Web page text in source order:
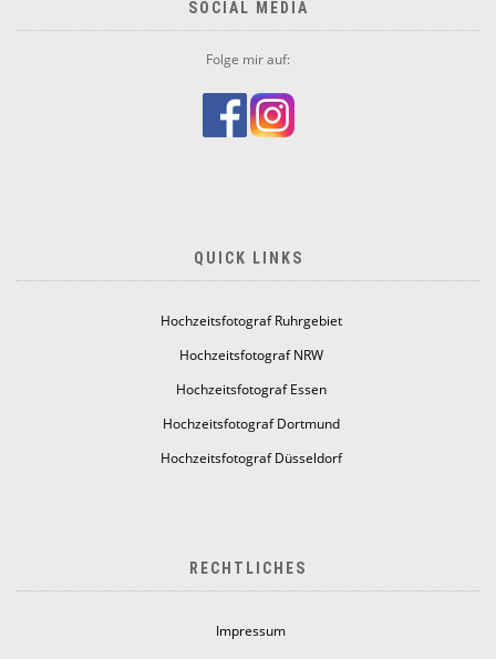
SOCIAL MEDIA
Folge mir auf:
QUICK LINKS
Hochzeitsfotograf Ruhrgebiet
Hochzeitsfotograf NRW
Hochzeitsfotograf Essen
Hochzeitsfotograf Dortmund
Hochzeitsfotograf Düsseldorf
RECHTLICHES
Impressum